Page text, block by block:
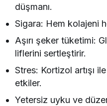
düşmanı.
Sigara: Hem kolajeni
Aşırı şeker tüketimi:
liflerini sertleştirir.
Stres: Kortizol artışı
etkiler.
Yetersiz uyku ve